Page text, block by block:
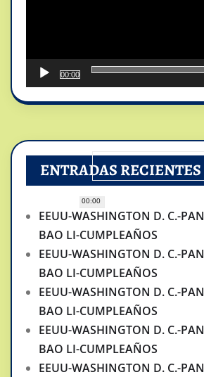
00:00
00:00
ENTRADAS RECIENTES
EEUU-WASHINGTON D. C.-
BAO LI-CUMPLEAÑOS
EEUU-WASHINGTON D. C.-
BAO LI-CUMPLEAÑOS
EEUU-WASHINGTON D. C.-
BAO LI-CUMPLEAÑOS
EEUU-WASHINGTON D. C.-
BAO LI-CUMPLEAÑOS
EEUU-WASHINGTON D. C.-